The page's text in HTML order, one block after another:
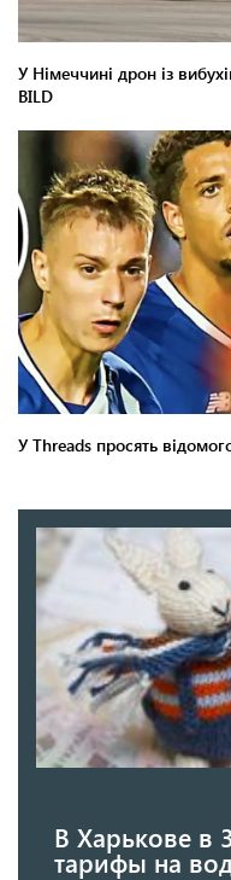
В Харькове в
тарифы на